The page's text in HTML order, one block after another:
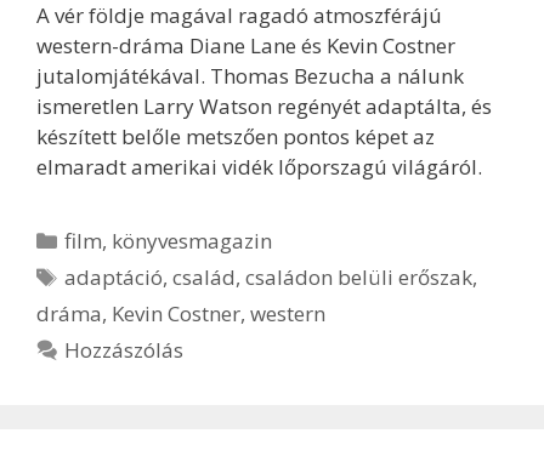
A vér földje magával ragadó atmoszférájú
western-dráma Diane Lane és Kevin Costner
jutalomjátékával. Thomas Bezucha a nálunk
ismeretlen Larry Watson regényét adaptálta, és
készített belőle metszően pontos képet az
elmaradt amerikai vidék lőporszagú világáról.
Kategória
film, könyvesmagazin
Címkék
adaptáció,család,családon belüli erőszak,
dráma, Kevin Costner, western
Hozzászólás